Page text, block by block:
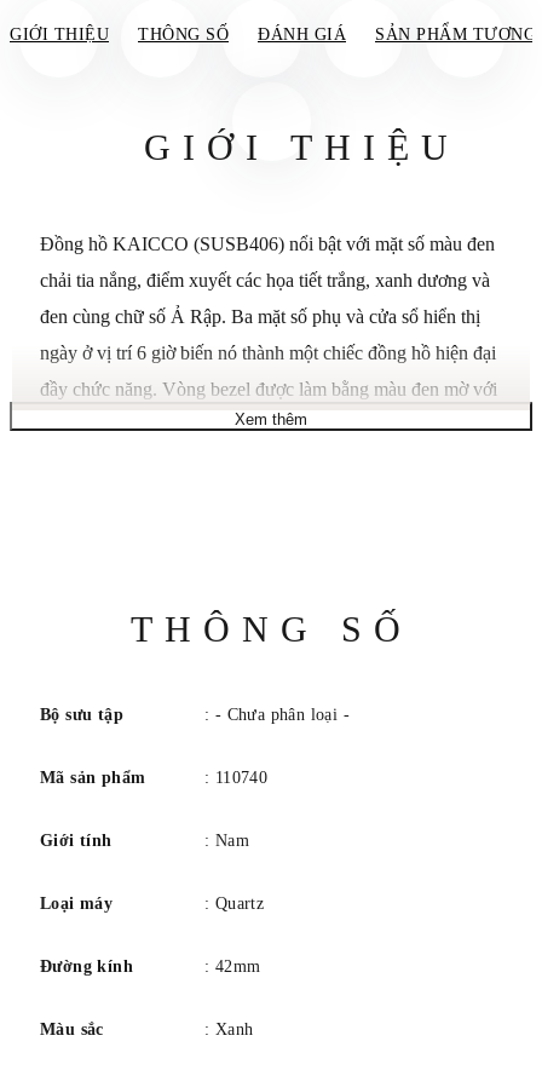
GIỚI THIỆU THÔNG SỐ ĐÁNH GIÁ SẢN PHẨM TƯƠNG
GIỚI THIỆU
Đồng hồ KAICCO (SUSB406) nổi bật với mặt số màu đen
chải tia nắng, điểm xuyết các họa tiết trắng, xanh dương và
đen cùng chữ số Ả Rập. Ba mặt số phụ và cửa sổ hiển thị
ngày ở vị trí 6 giờ biến nó thành một chiếc đồng hồ hiện đại
đầy chức năng. Vòng bezel được làm bằng màu đen mờ với
các họa tiết nhiều màu, và vỏ đồng hồ cũng được thiết kế
Độ dày: 14,03 mm. Khoảng cách giữa hai càng: 50,10 mm.
Chất liệu dây đeo: Silicone. Khóa dây đeo: Khóa gài. Chất
mặt số: Đen. Màu vỏ: Đen. Vòng bezel: Polymer. Kính:
Xem thêm
THÔNG SỐ
Bộ sưu tập : - Chưa phân loại -
Mã sản phẩm : 110740
Giới tính : Nam
Loại máy : Quartz
Đường kính : 42mm
Màu sắc : Xanh